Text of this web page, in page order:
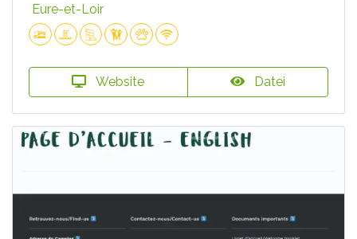
Eure-et-Loir
Website Datei